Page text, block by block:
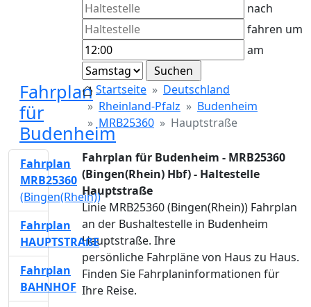
nach
fahren um
am
Fahrplan
für
Budenheim
Startseite
Deutschland
Rheinland-Pfalz
Budenheim
MRB25360
Hauptstraße
Fahrplan für Budenheim - MRB25360
(Bingen(Rhein) Hbf) - Haltestelle
Hauptstraße
Linie MRB25360 (Bingen(Rhein)) Fahrplan
an der Bushaltestelle in Budenheim
Hauptstraße. Ihre
persönliche Fahrpläne von Haus zu Haus.
Finden Sie Fahrplaninformationen für
Ihre Reise.
Fahrplan
MRB25360
(Bingen(Rhein))
Fahrplan
HAUPTSTRAßE
Fahrplan
BAHNHOF